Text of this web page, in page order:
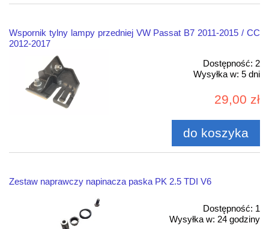
Wspornik tylny lampy przedniej VW Passat B7 2011-2015 / CC
2012-2017
Dostępność: 2
Wysyłka w: 5 dni
29,00 zł
do koszyka
Zestaw naprawczy napinacza paska PK 2.5 TDI V6
Dostępność: 1
Wysyłka w: 24 godziny